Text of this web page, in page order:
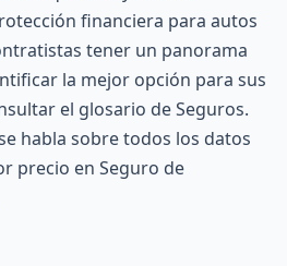
financiera para autos
tener un panorama
la mejor opción para sus
el glosario de Seguros.
habla sobre todos los datos
precio en Seguro de